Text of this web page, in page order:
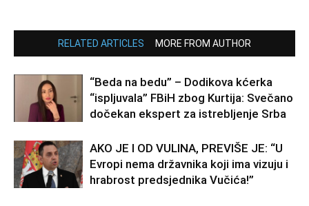
RELATED ARTICLES MORE FROM AUTHOR
“Beda na bedu” – Dodikova kćerka
“ispljuvala” FBiH zbog Kurtija: Svečano
dočekan ekspert za istrebljenje Srba
AKO JE I OD VULINA, PREVIŠE JE: “U
Evropi nema državnika koji ima vizuju i
hrabrost predsjednika Vučića!”